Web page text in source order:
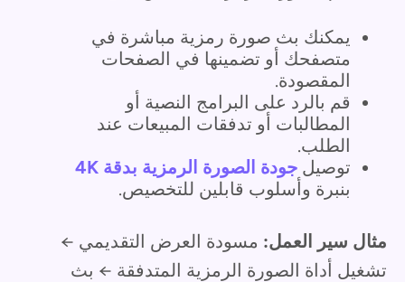
يمكنك بث صورة رمزية مباشرة في
متصفحك أو تضمينها في الصفحات
المقصودة.
قم بالرد على البرامج النصية أو
المطالبات أو تدفقات المبيعات عند
الطلب.
توصيل جودة الصورة الرمزية بدقة 4K
بنبرة وأسلوب قابلين للتخصيص.
مثال سير العمل: مسودة العرض التقديمي ←
تشغيل أداة الصورة الرمزية المتدفقة ← بث